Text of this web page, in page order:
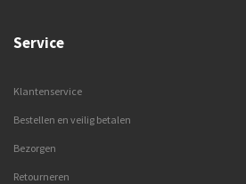
Service
Klantenservice
Bestellen en veilig betalen
Bezorgen
Retourneren